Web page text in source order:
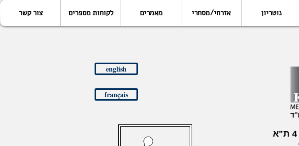
צור קשר לקוחות מספרים מאמרים אזרחי/מסחרי נוטריון
english
français